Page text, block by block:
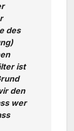
des
ist
den
wer